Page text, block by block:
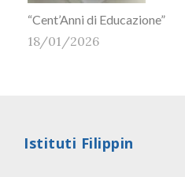
“Cent’Anni di Educazione”
18/01/2026
Istituti Filippin